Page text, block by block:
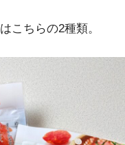
こちらの2種類。